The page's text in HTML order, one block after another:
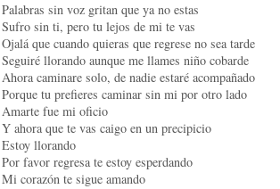
Palabras sin voz gritan que ya no estas
Sufro sin ti, pero tu lejos de mi te vas
Ojalá que cuando quieras que regrese no sea tarde
Seguiré llorando aunque me llames niño cobarde
Ahora caminare solo, de nadie estaré acompañado
Porque tu prefieres caminar sin mi por otro lado
Amarte fue mi oficio
Y ahora que te vas caigo en un precipicio
Estoy llorando
Por favor regresa te estoy esperdando
Mi corazón te sigue amando